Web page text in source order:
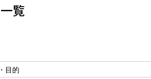
覧
目的